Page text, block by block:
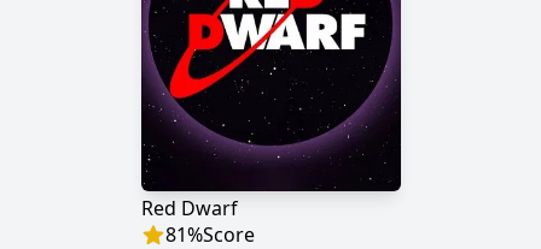
Red Dwarf
81%Score